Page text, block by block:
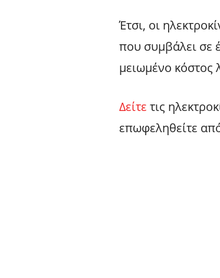
Έτσι, οι
που συμβάλει σε
μειωμένο κόστος
Δείτε τις
επωφεληθείτε